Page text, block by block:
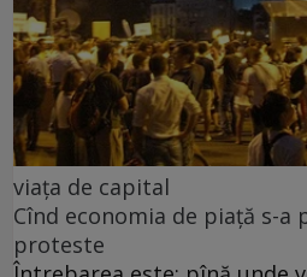
viața de capital
Cînd economia de piață s-
proteste